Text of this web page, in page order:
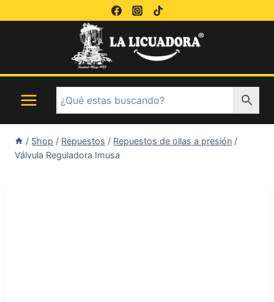
al
/ Shop / Repuestos / Repuestos de ollas a presión /
Válvula Reguladora Imusa